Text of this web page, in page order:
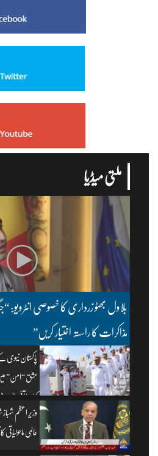
ملتی میڈیا
بلاول بھٹو زرداری کا خصوصی انٹرویو:
مذاکرات کا راستہ اختیار کریں”
پاکستان
مشق “امن”
کیا۔ | آئی ایس
وزیرِ اعظم
عالمی ماحولیاتی